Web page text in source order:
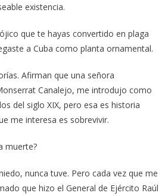
existencia.
que te hayas convertido en plaga
a Cuba como planta ornamental.
Afirman que una señora
Canalejo, me introdujo como
del siglo XIX, pero esa es historia
me interesa es sobrevivir.
muerte?
nunca tuve. Pero cada vez que me
que hizo el General de Ejército Raúl